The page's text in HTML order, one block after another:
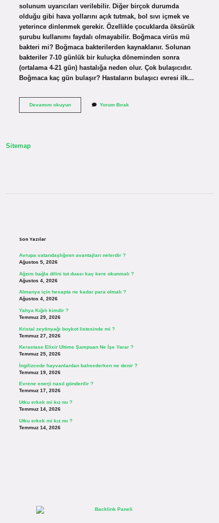
solunum uyarıcıları verilebilir. Diğer birçok durumda
olduğu gibi hava yollarını açık tutmak, bol sıvı içmek ve
yeterince dinlenmek gerekir. Özellikle çocuklarda öksürük
şurubu kullanımı faydalı olmayabilir. Boğmaca virüs mü
bakteri mi? Boğmaca bakterilerden kaynaklanır. Solunan
bakteriler 7-10 günlük bir kuluçka döneminden sonra
(ortalama 4-21 gün) hastalığa neden olur. Çok bulaşıcıdır.
Boğmaca kaç gün bulaşır? Hastaların bulaşıcı evresi ilk…
Devamını okuyunBoğmaca
Yorum Bırak
Sitemap
Son Yazılar
Avrupa vatandaşlığının avantajları nelerdir ?
Ağustos 5, 2026
Ağzını bağla dilini tut duası kaç kere okunmalı ?
Ağustos 4, 2026
Almanya için hesapta ne kadar para olmalı ?
Ağustos 4, 2026
Yahya Kığılı kimdir ?
Temmuz 29, 2026
Kristal zeytinyağı boykot listesinde mi ?
Temmuz 27, 2026
Kerastase Elixir Ultime Şampuan Ne İşe Yarar ?
Temmuz 25, 2026
İngilizcede hayvanlardan bahsederken ne denir ?
Temmuz 19, 2026
Evrene enerji nasıl gönderilir ?
Temmuz 17, 2026
Utku erkek mi kız mı ?
Temmuz 14, 2026
Utku erkek mi kız mı ?
Temmuz 14, 2026